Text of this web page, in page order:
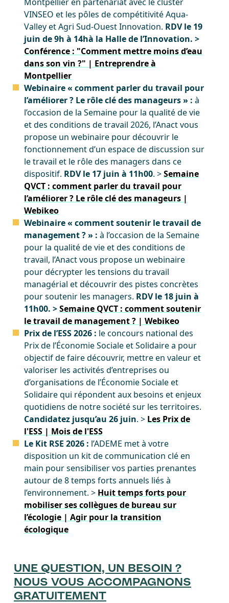
VINSEO et les pôles de compétitivité Aqua-
Valley et Agri Sud-Ouest Innovation. RDV le 19
juin de 9h à 14hà la Halle de l’Innovation. >
Conférence : "Comment mettre moins d’eau
dans son vin ?" | Entreprendre à
Montpellier
Webinaire « comment parler du travail pour
l’améliorer ? Le rôle clé des manageurs » : à
l’occasion de la Semaine pour la qualité de vie
et des conditions de travail 2026, l’Anact vous
propose un webinaire pour découvrir le
fonctionnement d’un espace de discussion sur
le travail et le rôle des managers dans ce
dispositif. RDV le 17 juin à 11h00. >Semaine
QVCT : comment parler du travail pour
l’améliorer ? Le rôle clé des manageurs |
Webikeo
Webinaire « comment soutenir le travail de
management ? » : à l’occasion de la Semaine
pour la qualité de vie et des conditions de
travail, l’Anact vous propose un webinaire
pour décrypter les tensions du travail
managérial et découvrir des pistes concrètes
pour soutenir les managers. RDV le 18 juin à
11h00. >Semaine QVCT : comment soutenir
le travail de management ? | Webikeo
Prix de l’ESS 2026 : le concours national des
Prix de l’Économie Sociale et Solidaire a pour
objectif de faire découvrir, mettre en valeur et
valoriser les activités d’entreprises ou
d’organisations de l’Économie Sociale et
Solidaire qui répondent aux besoins et enjeux
quotidiens de notre société sur les territoires.
Candidatez jusqu’au 26 juin. > Les Prix de
l'ESS | Mois de l'ESS
Le Kit RSE 2026 : l’ADEME met à votre
disposition un kit de communication clé en
main pour sensibiliser vos parties prenantes
autour de 8 temps forts annuels liés à
l’environnement. > Huit temps forts pour
mobiliser ses collègues de bureau sur
l’écologie | Agir pour la transition
écologique
UNE QUESTION, UN BESOIN ?
NOUS VOUS ACCOMPAGNONS
GRATUITEMENT